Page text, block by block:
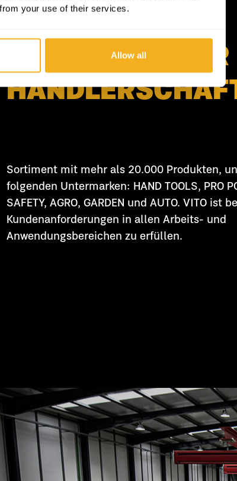
your use of their services.
Allow all
VORTEILE EINER
Sortiment mit mehr als 20.000 Produkten,
folgenden Untermarken: HAND TOOLS, PRO
SAFETY, AGRO, GARDEN und AUTO. VITO ist
Kundenanforderungen in allen Arbeits- und
Anwendungsbereichen zu erfüllen.